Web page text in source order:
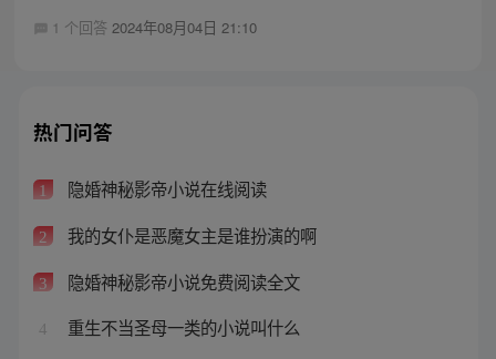
1 个回答 2024年08月04日 21:10
热门问答
1 隐婚神秘影帝小说在线阅读
2 我的女仆是恶魔女主是谁扮演的啊
3 隐婚神秘影帝小说免费阅读全文
4 重生不当圣母一类的小说叫什么